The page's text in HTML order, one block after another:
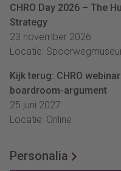
CHRO Day 2026 – The
Strategy
23 november 2026
Locatie:
Kijk terug: CHRO
boardroom-argument
25 juni 2027
Locatie: Online
Personalia